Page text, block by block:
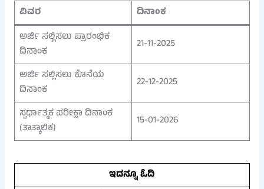
ವಿವರ
ದಿನಾಂಕ
ಅರ್ಜಿ ಸಲ್ಲಿಸಲು ಪ್ರಾರಂಭಿಕ
ದಿನಾಂಕ
21-11-2025
ಅರ್ಜಿ ಸಲ್ಲಿಸಲು ಕೊನೆಯ
ದಿನಾಂಕ
22-12-2025
ಸ್ಪರ್ಧಾತ್ಮಕ ಪರೀಕ್ಷಾ ದಿನಾಂಕ
(ತಾತ್ಕಾಲಿಕ)
15-01-2026
ಇದನ್ನೂ ಓದಿ